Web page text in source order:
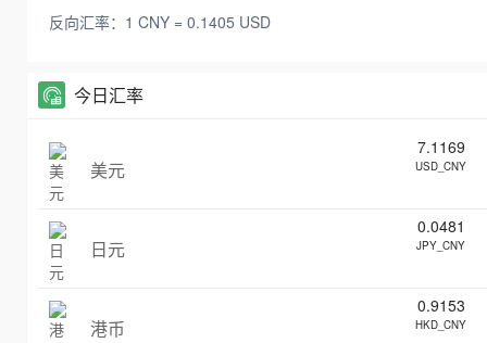
反向汇率：1 CNY = 0.1405 USD
今日汇率
美元
7.1169
USD_CNY
日元
0.0481
JPY_CNY
港币
0.9153
HKD_CNY